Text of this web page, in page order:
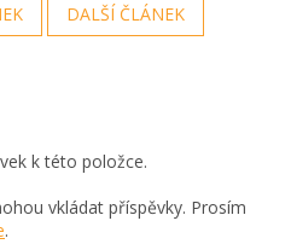
DALŠÍ ČLÁNEK
k této položce.
vkládat příspěvky. Prosím
.